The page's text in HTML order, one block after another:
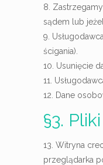
8.
sądem lub
9.
ścigania).
10. Usunięcie
11.
12. Dane
§3.
13. Witryna
przeglądarka